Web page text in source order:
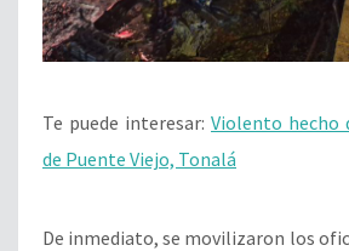
Te puede interesar: Violento hecho
de Puente Viejo, Tonalá
De inmediato, se movilizaron los